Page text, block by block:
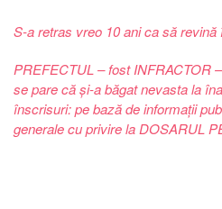
S-a retras vreo 10 ani ca să
PREFECTUL – fost INFRACTOR
se pare că și-a băgat nevasta la
înscrisuri: pe bază de informații
generale cu privire la DOSARUL